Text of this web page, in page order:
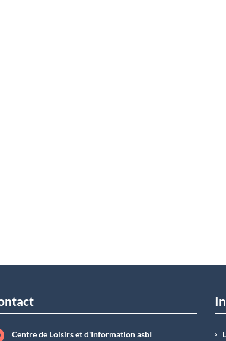
Centre de Loisirs et d'Information asbI